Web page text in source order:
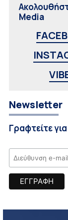
Media
Newsletter
Γραφτείτε